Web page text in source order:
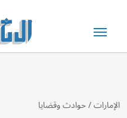
الإمارات/حوادث وقضايا